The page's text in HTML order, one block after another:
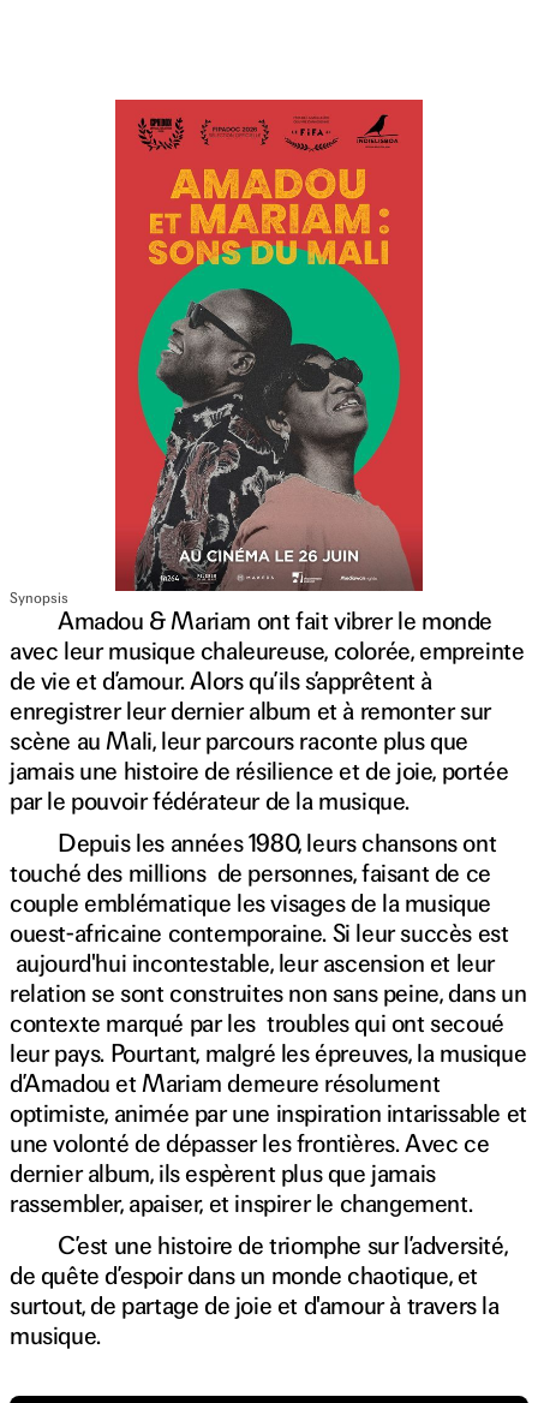
Synopsis
Amadou & Mariam ont fait vibrer le monde
avec leur musique chaleureuse, colorée, empreinte
de vie et d’amour. Alors qu’ils s’apprêtent à
enregistrer leur dernier album et à remonter sur
scène au Mali, leur parcours raconte plus que
jamais une histoire de résilience et de joie, portée
par le pouvoir fédérateur de la musique.
Depuis les années 1980, leurs chansons ont
touché des millions de personnes, faisant de ce
couple emblématique les visages de la musique
ouest-africaine contemporaine. Si leur succès est
aujourd'hui incontestable, leur ascension et leur
relation se sont construites non sans peine, dans un
contexte marqué par les troubles qui ont secoué
leur pays. Pourtant, malgré les épreuves, la musique
d’Amadou et Mariam demeure résolument
optimiste, animée par une inspiration intarissable et
une volonté de dépasser les frontières. Avec ce
dernier album, ils espèrent plus que jamais
rassembler, apaiser, et inspirer le changement.
C’est une histoire de triomphe sur l’adversité,
de quête d’espoir dans un monde chaotique, et
surtout, de partage de joie et d'amour à travers la
musique.